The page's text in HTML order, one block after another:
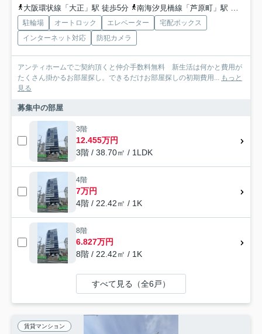
大阪環状線「大正」駅 徒歩5分
南海汐見橋線「芦原町」駅 徒歩12分
駐輪場 オートロック エレベーター
宅配ボックス
インターネット対応
防犯カメラ
アンティホームでご契約頂くと仲介手数料無料 新生活は何かと費用が
たくさん掛かるお部屋探し。できるだけお部屋探しの初期費用... もっと
見る
募集中の部屋
3階
12.455万円
3階 / 38.70㎡ / 1LDK
4階
7万円
4階 / 22.42㎡ / 1K
8階
6.827万円
8階 / 22.42㎡ / 1K
すべて見る（全6戸）
賃貸マンション